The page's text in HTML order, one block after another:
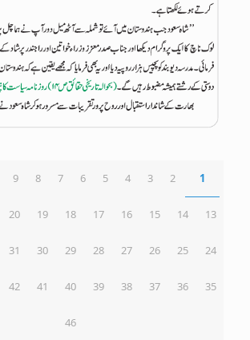
1
2
3
4
5
6
7
8
9
13
14
15
16
17
18
19
20
24
25
26
27
28
29
30
31
35
36
37
38
39
40
41
42
46